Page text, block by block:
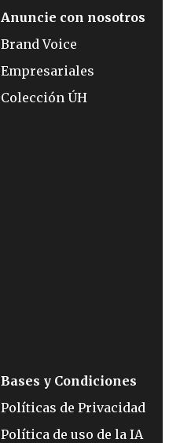
Anuncie con nosotros
Brand Voice
Empresariales
Colección ÚH
Bases y Condiciones
Políticas de Privacidad
Política de uso de la IA